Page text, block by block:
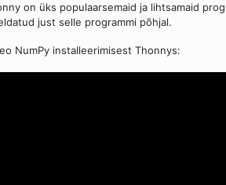
on üks populaarsemaid ja lihtsamaid
just selle programmi põhjal.
NumPy installeerimisest Thonnys: